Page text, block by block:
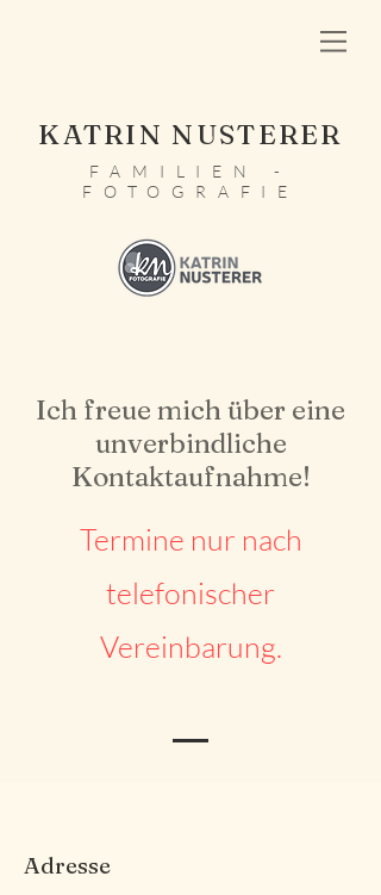
KATRIN NUSTERER
FAMILIEN -
FOTOGRAFIE
Ich freue mich über eine
unverbindliche
Kontaktaufnahme!
Termine nur nach
telefonischer
Vereinbarung.
Adresse